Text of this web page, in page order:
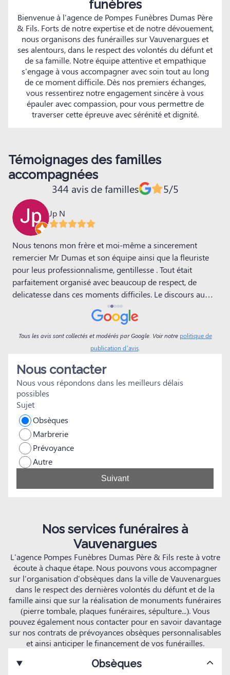
funèbres
Bienvenue à l'agence de Pompes Funèbres Dumas Père
& Fils. Forts de notre expertise et de notre dévouement,
nous organisons des funérailles sur Vauvenargues et
ses alentours, dans le respect des volontés du défunt et
de sa famille. Notre équipe attentive et empathique
s'engage à vous accompagner avec soin tout au long
de ce moment difficile. Dès nos premiers échanges,
vous ressentirez notre engagement sincère à vous
épauler avec compassion, pour vous permettre de
traverser cette épreuve avec sérénité et dignité.
Témoignages des familles
accompagnées
344 avis de familles 5/5
Jp N
Nous tenons mon frère et moi-même a sincerement
remercier Mr Dumas et son équipe ainsi que la fleuriste
pour leus professionnalisme, gentillesse . Tout était
parfaitement organisé avec beaucoup de respect, de
delicatesse dans ces moments difficiles. Le discours au
cimetière avec la décoration restera dans nos mémoires.
Tous les avis sont collectés et modérés par Google. Voir notre politique de
publication d’avis.
Nous contacter
Nous vous répondons dans les meilleurs délais
possibles
Sujet
Obsèques
Marbrerie
Prévoyance
Autre
Suivant
Nos services funéraires à
Vauvenargues
L'agence Pompes Funèbres Dumas Père & Fils reste à votre
écoute à chaque étape. Nous pouvons vous accompagner
sur l'organisation d'obsèques dans la ville de Vauvenargues
dans le respect des dernières volontés du défunt et de la
famille ainsi que sur la réalisation de monuments funéraires
(pierre tombale, plaques funéraires, sépulture...). Vous
pouvez également nous contacter pour en savoir davantage
sur nos contrats de prévoyances obsèques personnalisables
et ainsi anticiper le financement de vos funérailles.
Obsèques